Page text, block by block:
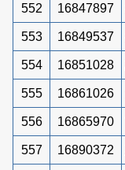
552 16847897
553 16849537
554 16851028
555 16861026
556 16865970
557 16890372